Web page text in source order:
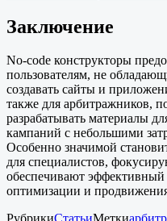
Заключение
No-code конструкторы
пользователям, не
создавать сайты и
также для арбитражников,
разрабатывать материалы
кампаний с небольшими
Особенно значимой
для специалистов,
обеспечивают
оптимизации и